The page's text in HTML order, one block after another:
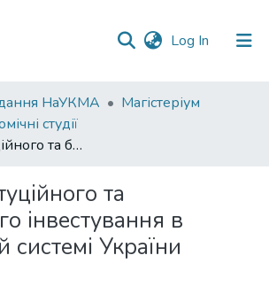
Log In (current)
НаУКМА
Магістеріум
студії
Роль інституційного та банківського інвестування в економічній системі України
та
інвестування в
системі України